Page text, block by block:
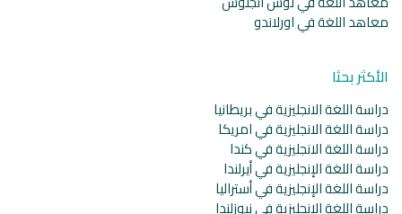
معاهد اللغة في اورلاندو
الأكثر بحثا
دراسة اللغة الانجليزية في بريطانيا
دراسة اللغة الانجليزية في امريكا
دراسة اللغة الانجليزية في كندا
دراسة اللغة الإنجليزية في أيرلندا
دراسة اللغة الإنجليزية في أستراليا
دراسة اللغة الانجليزية في نيوزلندا